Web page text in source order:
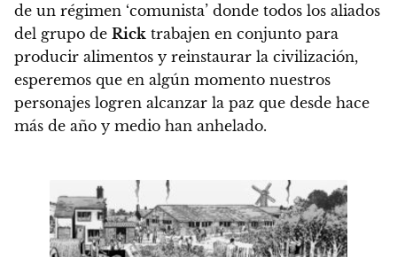
de un régimen ‘comunista’ donde todos los aliados
del grupo de Rick trabajen en conjunto para
producir alimentos y reinstaurar la civilización,
esperemos que en algún momento nuestros
personajes logren alcanzar la paz que desde hace
más de año y medio han anhelado.